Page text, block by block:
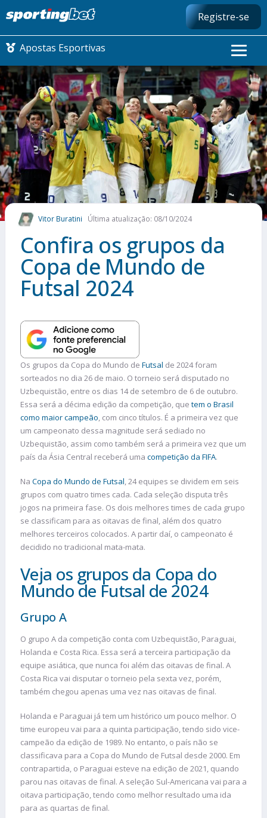
Registre-se
Apostas Esportivas
CONMEBOL LIBERTADORES
FUTEBOL NACIONAL
FUTEBOL INTERNACIONAL
COMO APOSTAR
MAIS ESPORTES
Vitor Buratini Última atualização: 08/10/2024
Confira os grupos da
Copa de Mundo de
Futsal 2024
Os grupos da Copa do Mundo de Futsal de 2024 foram
sorteados no dia 26 de maio. O torneio será disputado no
Uzbequistão, entre os dias 14 de setembro de 6 de outubro.
Essa será a décima edição da competição, que tem o Brasil
como maior campeão, com cinco títulos. É a primeira vez que
um campeonato dessa magnitude será sediado no
Uzbequistão, assim como também será a primeira vez que um
país da Ásia Central receberá uma competição da FIFA.
Na Copa do Mundo de Futsal, 24 equipes se dividem em seis
grupos com quatro times cada. Cada seleção disputa três
jogos na primeira fase. Os dois melhores times de cada grupo
se classificam para as oitavas de final, além dos quatro
melhores terceiros colocados. A partir daí, o campeonato é
decidido no tradicional mata-mata.
Veja os grupos da Copa do
Mundo de Futsal de 2024
Grupo A
O grupo A da competição conta com Uzbequistão, Paraguai,
Holanda e Costa Rica. Essa será a terceira participação da
equipe asiática, que nunca foi além das oitavas de final. A
Costa Rica vai disputar o torneio pela sexta vez, porém,
também chegou apenas uma vez nas oitavas de final.
Holanda e Paraguai já tem um histórico um pouco melhor. O
time europeu vai para a quinta participação, tendo sido vice-
campeão da edição de 1989. No entanto, o país não se
classificava para a Copa do Mundo de Futsal desde 2000. Em
contrapartida, o Paraguai esteve na edição de 2021, quando
parou nas oitavas de final. A seleção Sul-Americana vai para a
oitava participação, tendo como melhor resultado uma ida
para as quartas de final.